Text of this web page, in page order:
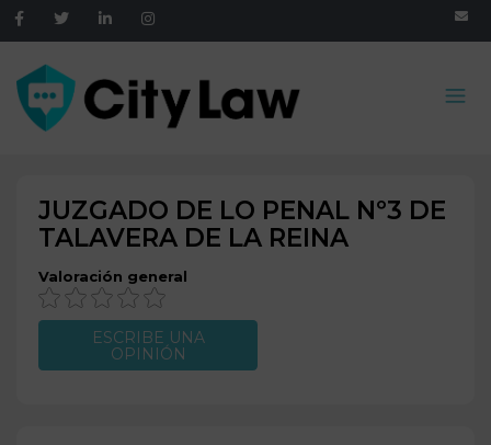
JUZGADO DE LO PENAL Nº3 DE
TALAVERA DE LA REINA
Valoración general
ESCRIBE UNA
OPINIÓN